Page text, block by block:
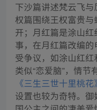
下沙篇讲述梵云飞
权篇围绕王权富贵
开；月红篇是涂山
事，在月红篇改编
受争议，如涂山红
类似“恋爱脑”，情
《三生三世十里桃花
设置也较为奇特。